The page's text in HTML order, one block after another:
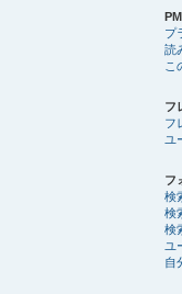
プ
読
こ
フ
フ
ユ
フ
検
検
検
ユ
自